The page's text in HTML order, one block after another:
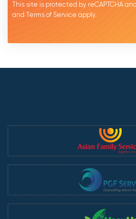
This site is protected by reCAPTCHA
and Terms of Service apply.